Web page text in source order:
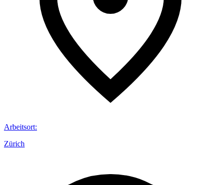
Arbeitsort:
Zürich